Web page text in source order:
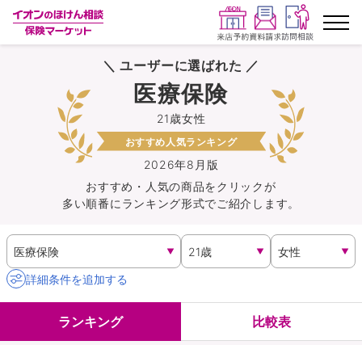
ランキングから探す
保険を比較する
保険会社から探す
イオンカード会員さま専用保険
キャンペーン一覧
イオングループ従業員さま向け
＼ ユーザーに選ばれた ／
2026年8月版
21歳女性
医療保険
おすすめ人気ランキング
おすすめ・人気の商品をクリックが
多い順番にランキング形式でご紹介します。
詳細条件を追加する
ランキング 比較表